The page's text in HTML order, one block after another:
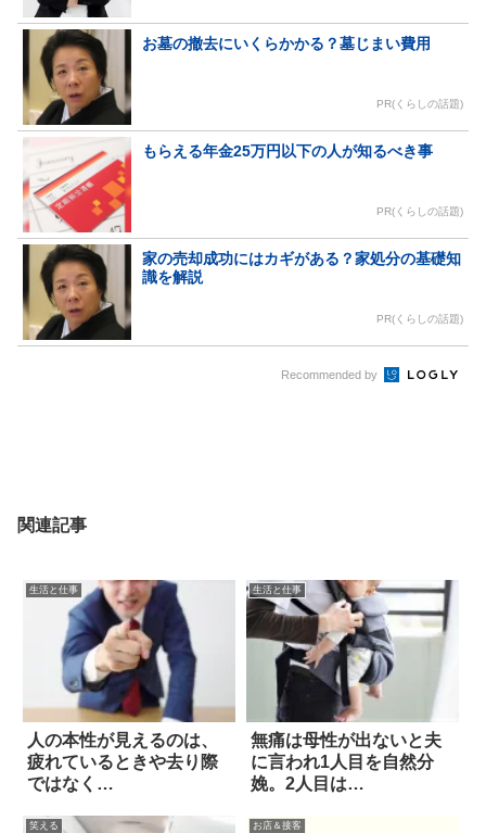
お墓の撤去にいくらかかる？墓じまい費用
PR(くらしの話題)
もらえる年金25万円以下の人が知るべき事
PR(くらしの話題)
家の売却成功にはカギがある？家処分の基礎知
識を解説
PR(くらしの話題)
Recommended by
関連記事
生活と仕事
人の本性が見えるのは、
疲れているときや去り際
ではなく…
生活と仕事
無痛は母性が出ないと夫
に言われ1人目を自然分
娩。2人目は…
笑える お店＆接客